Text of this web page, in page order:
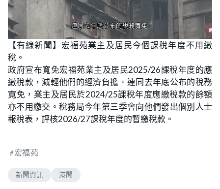
n
m
u
L
o
a
d
:
8
5
.
7
1
%
【有線新聞】宏福苑業主及居民今個課稅年度不用繳
稅。
政府宣布寬免宏福苑業主及居民2025/26課稅年度的應
繳稅款，減輕他們的經濟負擔。連同去年底公布的稅務
寬免，業主及居民於2024/25課稅年度應繳稅款的餘額
亦不用繳交。稅務局今年第三季會向他們發出個別人士
報稅表，評核2026/27課稅年度的暫繳稅款。
宏福苑
新聞資訊 港聞